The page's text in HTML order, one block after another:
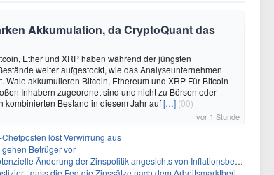
Akkumulation, da CryptoQuant das
Ether und XRP haben während der jüngsten
weiter aufgestockt, wie das Analyseunternehmen
Wale akkumulieren Bitcoin, Ethereum und XRP Für Bitcoin
Inhabern zugeordnet sind und nicht zu Börsen oder
kombinierten Bestand in diesem Jahr auf[…] (00)
vor 1 Stunde
löst Verwirrung aus
Betrüger vor
Änderung der Zinspolitik angesichts von Inflationsbedenken
die Fed die Zinssätze nach dem Arbeitsmarktbericht stabil halten wird